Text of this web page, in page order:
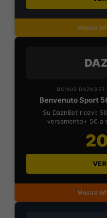
Mostra
BONUS
Benvenuto Sport
Su DaznBet ricevi:
versamento+ 5€ a
Mostra